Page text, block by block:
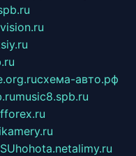
схема-авто.рф
music8.spb.ru
hohota.netalimy.ru